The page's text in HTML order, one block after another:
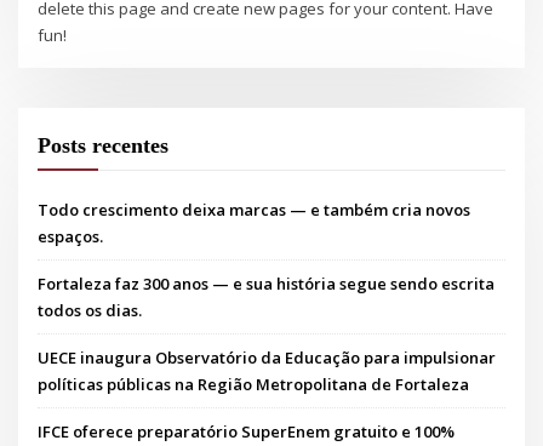
delete this page and create new pages for your content. Have
fun!
Posts recentes
Todo crescimento deixa marcas — e também cria novos
espaços.
Fortaleza faz 300 anos — e sua história segue sendo escrita
todos os dias.
UECE inaugura Observatório da Educação para impulsionar
políticas públicas na Região Metropolitana de Fortaleza
IFCE oferece preparatório SuperEnem gratuito e 100%